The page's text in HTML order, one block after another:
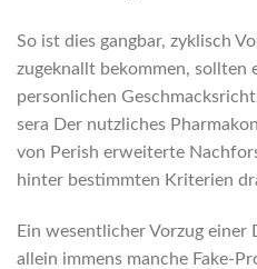
So ist dies gangbar, zyklisch
zugeknallt bekommen, sollten
personlichen
sera Der nutzliches
von Perish erweiterte
hinter bestimmten Kriterien
Ein wesentlicher Vorzug
allein immens manche Fake-